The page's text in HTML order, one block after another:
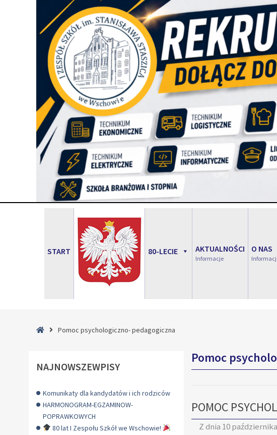
START 80-LECIE AKTUALNOŚCI
Informacje
O NAS
StronaPomoc psychologiczno- pedagogiczna
Pomoc
POMOC
Z dnia 10
NAJNOWSZEWPISY
Komunikaty dla kandydatów i ich rodziców
HARMONOGRAM-EGZAMINOW-
POPRAWKOWYCH
80 lat I Zespołu Szkół we Wschowie!